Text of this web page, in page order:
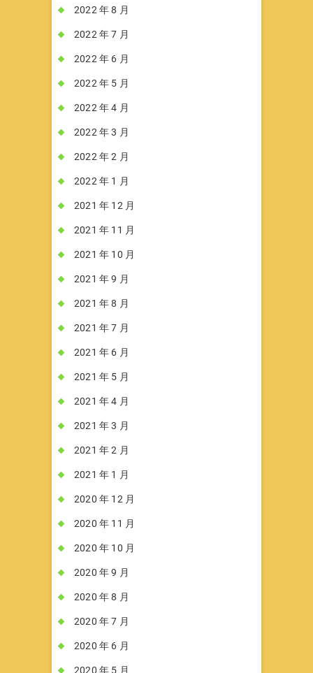
2022 年 8 月
2022 年 7 月
2022 年 6 月
2022 年 5 月
2022 年 4 月
2022 年 3 月
2022 年 2 月
2022 年 1 月
2021 年 12 月
2021 年 11 月
2021 年 10 月
2021 年 9 月
2021 年 8 月
2021 年 7 月
2021 年 6 月
2021 年 5 月
2021 年 4 月
2021 年 3 月
2021 年 2 月
2021 年 1 月
2020 年 12 月
2020 年 11 月
2020 年 10 月
2020 年 9 月
2020 年 8 月
2020 年 7 月
2020 年 6 月
2020 年 5 月